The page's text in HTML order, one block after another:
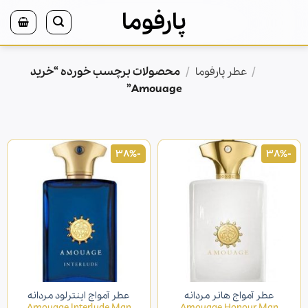
content
پارفوما
/ عطر پارفوما / محصولات برچسب خورده “خرید
Amouage”
-38%
عطر آمواج هانر مردانه
-38%
عطر آمواج اینترلود مردانه